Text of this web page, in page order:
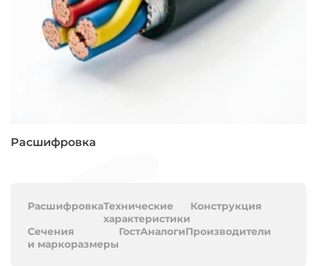
Расшифровка
РасшифровкаТехнические
характеристики
Конструкция
Сечения
и маркоразмеры
ГостАналогиПроизводители